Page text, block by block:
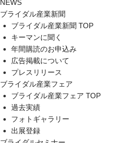
NEWS
ブライダル産業新聞
ブライダル産業新聞 TOP
キーマンに聞く
年間購読のお申込み
広告掲載について
プレスリリース
ブライダル産業フェア
ブライダル産業フェア TOP
過去実績
フォトギャラリー
出展登録